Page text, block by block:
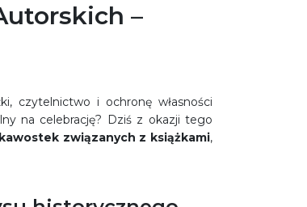
–
czytelnictwo i ochronę własności
na celebrację? Dziś z okazji tego
związanych z książkami,